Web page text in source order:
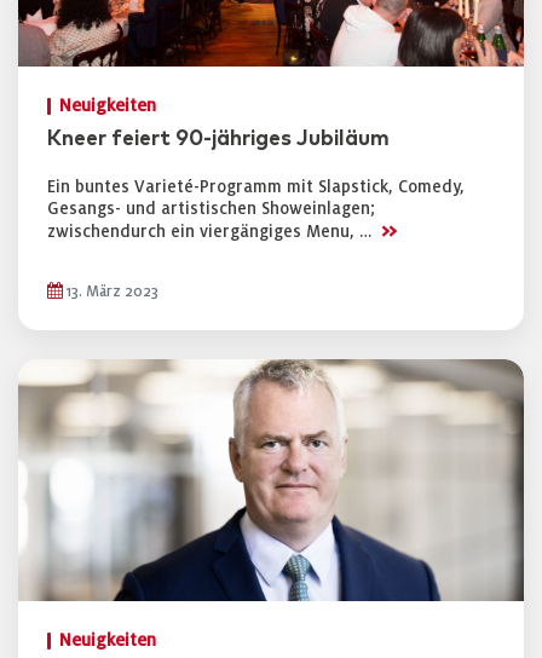
Neuigkeiten
Kneer feiert 90-jähriges Jubiläum
Ein buntes Varieté-Programm mit Slapstick, Comedy,
Gesangs- und artistischen Showeinlagen;
zwischendurch ein viergängiges Menu, … >>
13. März 2023
Neuigkeiten